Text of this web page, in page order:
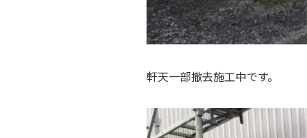
軒天一部撤去施工中です。